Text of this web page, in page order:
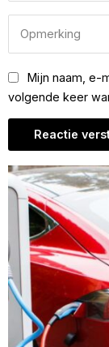
Mijn naam, e-
volgende keer